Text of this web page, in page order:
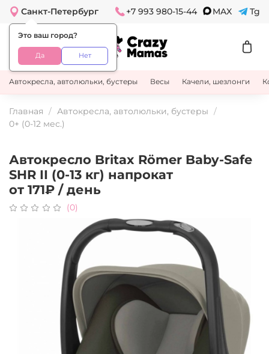
Санкт-Петербург +7 993 980-15-44 MAX Tg
Это ваш город?
Да Нет
Автокресла, автолюльки, бустеры Весы Качели, шезлонги
Главная
Автокресла, автолюльки, бустеры
0+ (0-12 мес.)
Автокресло Britax Römer Baby-Safe
SHR II (0-13 кг) напрокат
от 171₽ / день
(0)